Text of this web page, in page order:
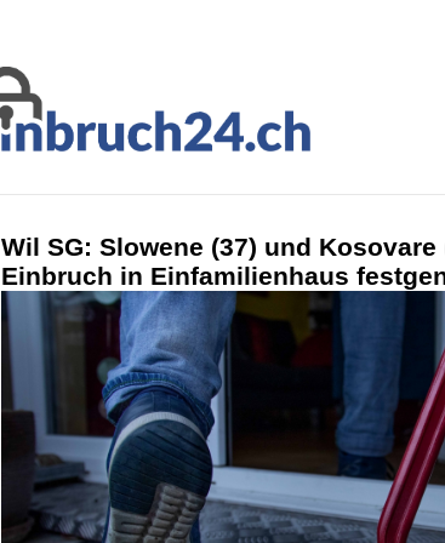
Wil SG: Slowene (37) und Kosovare
Einbruch in Einfamilienhaus